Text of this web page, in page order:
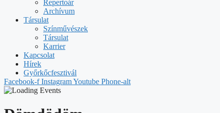
Repertoár
Archívum
Társulat
Színművészek
Társulat
Karrier
Kapcsolat
Hírek
Győrkőcfesztivál
Facebook-f InstagramYoutube Phone-alt